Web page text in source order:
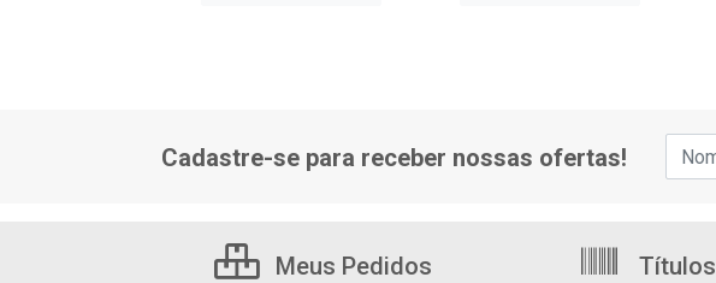
Cadastre-se para receber nossas ofertas!
Meus Pedidos Títulos